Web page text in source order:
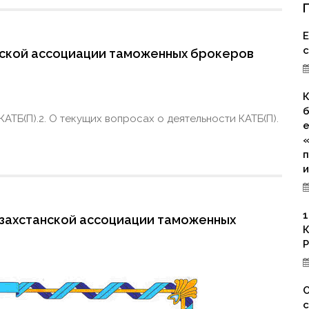
ассоциации таможенных брокеров
О текущих вопросах о деятельности КАТБ(П).
ассоциации таможенных